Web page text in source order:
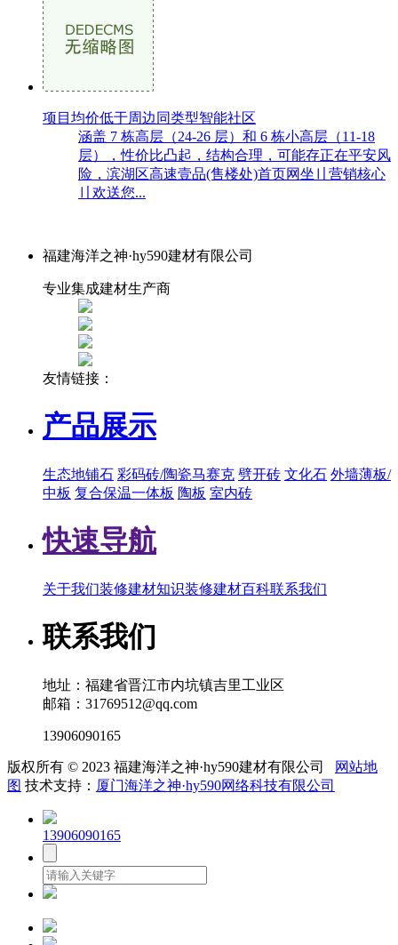
项目均价低于周边同类型智能社区
涵盖 7 栋高层（24-26 层）和 6 栋小高层（11-18
层），性价比凸起，结构合理，可能存正在平安风
险，滨湖区高速壹品(售楼处)首页网坐〢营销核心
〢欢送您...
福建海洋之神·hy590建材有限公司
专业集成建材生产商
友情链接：
产品展示
生态地铺石 彩码砖/陶瓷马赛克 劈开砖 文化石 外墙薄板/
中板 复合保温一体板 陶板 室内砖
快速导航
关于我们装修建材知识装修建材百科联系我们
联系我们
地址：福建省晋江市内坑镇吉里工业区
邮箱：31769512@qq.com
13906090165
版权所有 © 2023 福建海洋之神·hy590建材有限公司
网站地
图 技术支持： 厦门海洋之神·hy590网络科技有限公司
13906090165